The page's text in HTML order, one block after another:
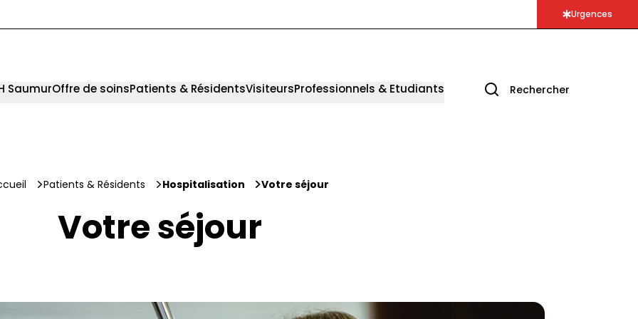
Urgences
SaumurOffre de soinsPatients & RésidentsVisiteursProfessionnels & Etudiants Rechercher
Patients & Résidents Hospitalisation Votre séjour
Votre séjour